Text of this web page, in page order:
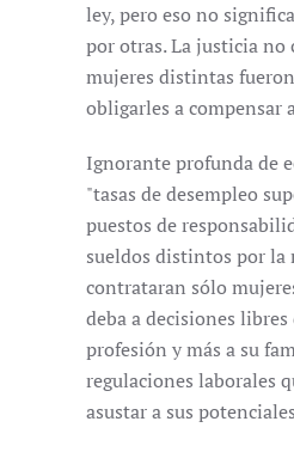
ley, pero eso no
por otras. La justicia no
mujeres distintas
obligarles a compensar
Ignorante profunda de
"tasas de desempleo
puestos de
sueldos distintos por la
contrataran sólo
deba a decisiones
profesión y más a su
regulaciones laborales
asustar a sus